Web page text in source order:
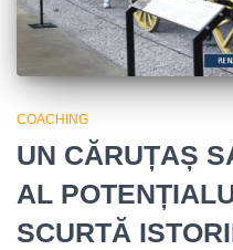
COACHING
UN CĂRUȚAȘ
AL
SCURTĂ